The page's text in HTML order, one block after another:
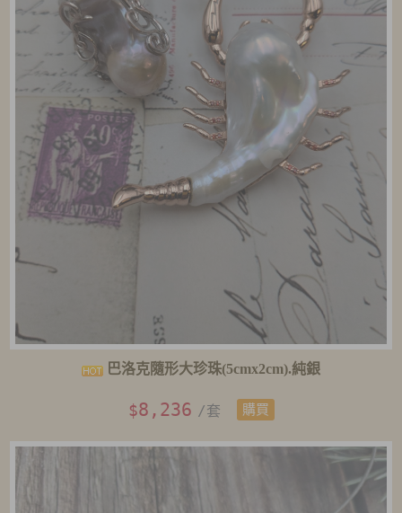
巴洛克隨形大珍珠(5cmx2cm).純銀
$8,236 /套 購買